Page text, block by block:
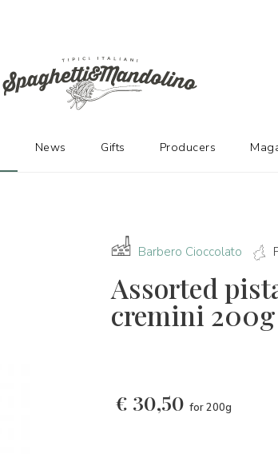
Barbero Cioccolato
Assorted
cremini 200g
€ 30,50 for 200g
News Gifts Producers